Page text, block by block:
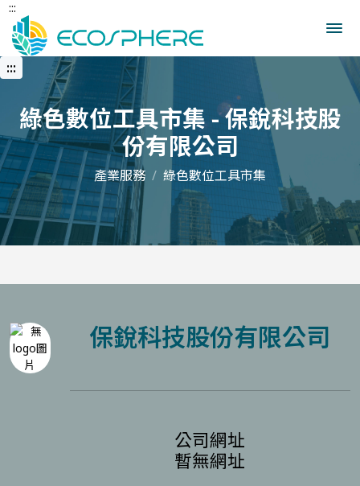
跳
到
中
內
:::
:::
綠色數位工具市集 - 保銳科技股
份有限公司
產業服務 綠色數位工具市集
保銳科技股份有限公司
公司網址
暫無網址